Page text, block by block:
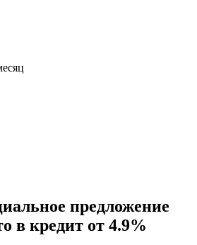
предложение
в кредит от 4.9%